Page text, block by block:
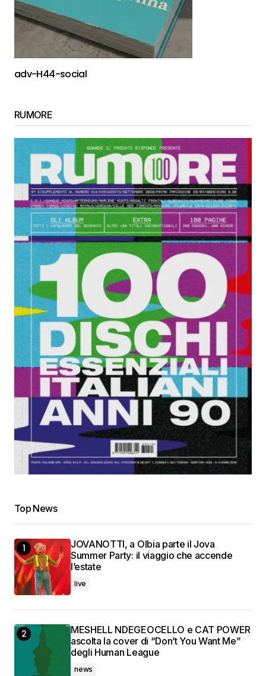
adv-H44-social
RUMORE
Top News
JOVANOTTI, a Olbia parte il Jova
Summer Party: il viaggio che accende
l’estate
live
MESHELL NDEGEOCELLO e CAT POWER
ascolta la cover di “Don’t You Want Me”
degli Human League
news